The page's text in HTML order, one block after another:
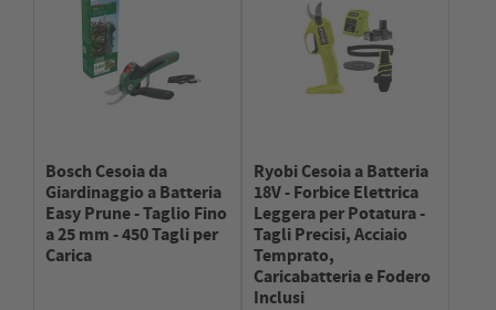
Bosch Cesoia da
Giardinaggio a Batteria
Easy Prune - Taglio Fino
a 25 mm - 450 Tagli per
Carica
Ryobi Cesoia a Batteria
18V - Forbice Elettrica
Leggera per Potatura -
Tagli Precisi, Acciaio
Temprato,
Caricabatteria e Fodero
Inclusi